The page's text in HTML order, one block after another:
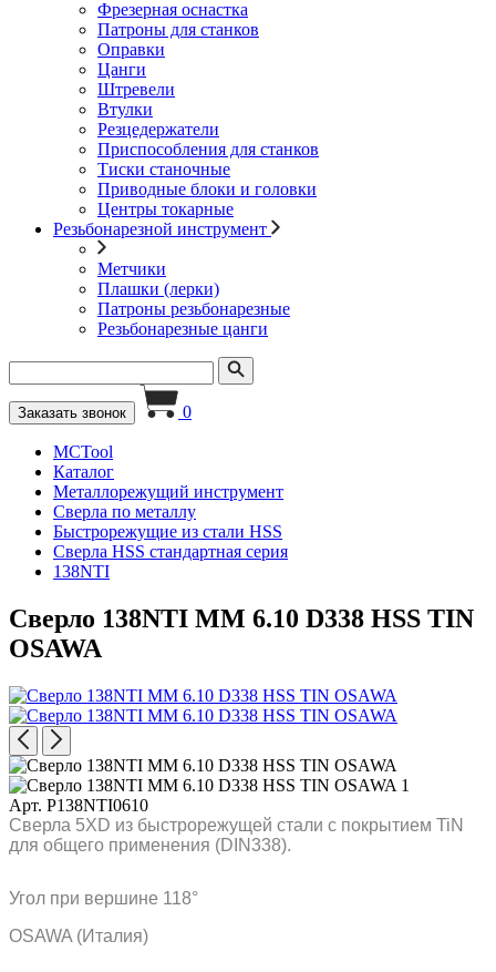
Фрезерная оснастка
Патроны для станков
Оправки
Цанги
Штревели
Втулки
Резцедержатели
Приспособления для станков
Тиски станочные
Приводные блоки и головки
Центры токарные
Резьбонарезной инструмент
Метчики
Плашки (лерки)
Патроны резьбонарезные
Резьбонарезные цанги
Заказать звонок 0
MCTool
Каталог
Металлорежущий инструмент
Сверла по металлу
Быстрорежущие из стали HSS
Сверла HSS стандартная серия
138NTI
Сверло 138NTI MM 6.10 D338 HSS TIN
OSAWA
Арт. P138NTI0610
Сверла 5XD из быстрорежущей стали с покрытием TiN
для общего применения (DIN338).
Угол при вершине 118°
OSAWA (Италия)